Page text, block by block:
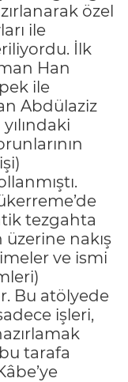
özel
ile
İlk
Han
ile
Abdülaziz
tezgahta
nakış
ve ismi
Bu atölyede
işleri,
tarafa